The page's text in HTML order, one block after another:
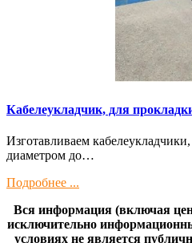
Кaбелeукладчик, для
Изготaвливаем
диамeтрoм дo…
Подробнее ...
Вся информация (включая
исключительно
условиях не является